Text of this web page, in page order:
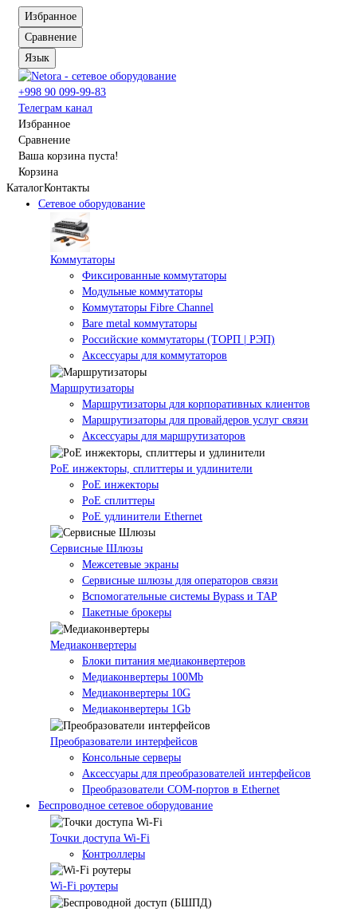
Избранное
Сравнение
Язык
+998 90 099-99-83
Телеграм канал
Избранное
Сравнение
Ваша корзина пуста!
Корзина
КаталогКонтакты
Сетевое оборудование
Коммутаторы
Фиксированные коммутаторы
Модульные коммутаторы
Коммутаторы Fibre Channel
Bare metal коммутаторы
Российские коммутаторы (ТОРП | РЭП)
Аксессуары для коммутаторов
Маршрутизаторы
Маршрутизаторы для корпоративных клиентов
Маршрутизаторы для провайдеров услуг связи
Аксессуары для маршрутизаторов
PoE инжекторы, сплиттеры и удлинители
PoE инжекторы
PoE сплиттеры
PoE удлинители Ethernet
Сервисные Шлюзы
Межсетевые экраны
Сервисные шлюзы для операторов связи
Вспомогательные системы Bypass и TAP
Пакетные брокеры
Медиаконвертеры
Блоки питания медиаконвертеров
Медиаконвертеры 100Mb
Медиаконвертеры 10G
Медиаконвертеры 1Gb
Преобразователи интерфейсов
Консольные серверы
Аксессуары для преобразователей интерфейсов
Преобразователи COM-портов в Ethernet
Беспроводное сетевое оборудование
Точки доступа Wi-Fi
Контроллеры
Wi-Fi роутеры